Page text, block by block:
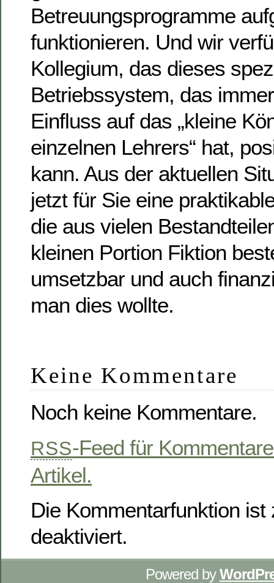
Betreuungsprogramme
funktionieren. Und wir
Kollegium, das dieses
Betriebssystem, das
Einfluss auf das „kleine
einzelnen Lehrers“ hat,
kann. Aus der aktuellen
jetzt für Sie eine
die aus vielen
kleinen Portion Fiktion
umsetzbar und auch
man dies wollte.
Keine Kommentare
Noch keine Kommentare.
RSS-Feed für
Artikel.
Die Kommentarfunktion ist
deaktiviert.
Powered by